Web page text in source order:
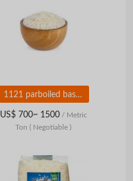
1121 parboiled basmati rice suppliers
US$ 700~ 1500/ Metric
Ton ( Negotiable )